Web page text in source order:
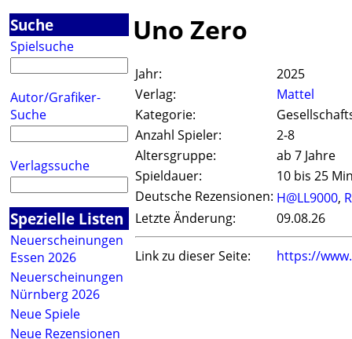
Suche
Spielsuche
Autor/Grafiker-
Suche
Verlagssuche
Spezielle Listen
Neuerscheinungen
Essen 2026
Neuerscheinungen
Nürnberg 2026
Neue Spiele
Neue Rezensionen
Uno Zero
Jahr:
2025
Verlag:
Mattel
Kategorie:
Anzahl Spieler:
2-8
Altersgruppe:
ab 7 Jahre
Spieldauer:
10 bis 25
Deutsche Rezensionen: H@LL9000,
Letzte Änderung:
09.08.26
Link zu dieser Seite: https://